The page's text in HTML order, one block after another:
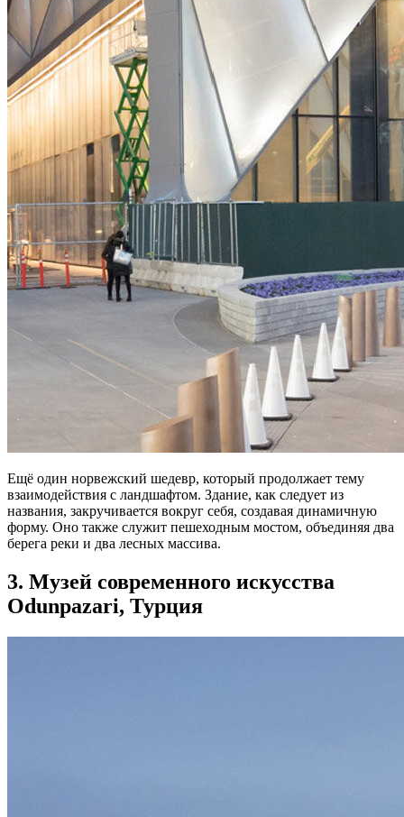
Ещё один норвежский шедевр, который продолжает тему
взаимодействия с ландшафтом. Здание, как следует из
названия, закручивается вокруг себя, создавая динамичную
форму. Оно также служит пешеходным мостом, объединяя два
берега реки и два лесных массива.
3. Музей современного искусства
Odunpazari, Турция